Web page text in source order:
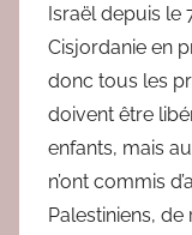
Israël depuis le
Cisjordanie en
donc tous les
doivent être
enfants, mais
n’ont commis
Palestiniens, de